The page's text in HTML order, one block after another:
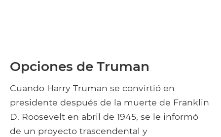
Opciones de Truman
Cuando Harry Truman se convirtió en
presidente después de la muerte de Franklin
D. Roosevelt en abril de 1945, se le informó
de un proyecto trascendental y